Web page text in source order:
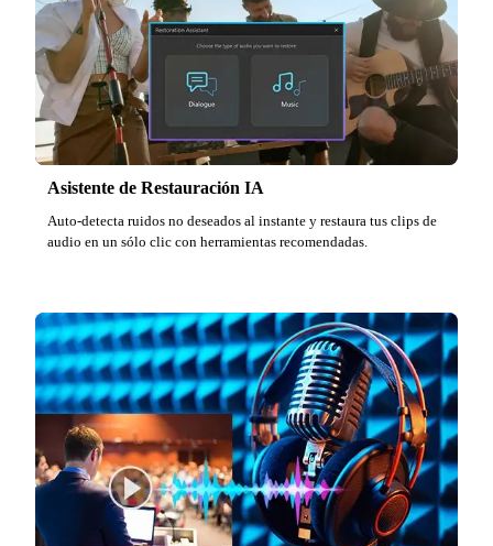
Asistente de Restauración IA
Auto-detecta ruidos no deseados al instante y restaura tus clips de
audio en un sólo clic con herramientas recomendadas.